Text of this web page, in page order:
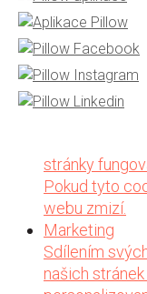
stránky
Pokud tyto
webu zmizí.
Marketing
Sdílením
našich